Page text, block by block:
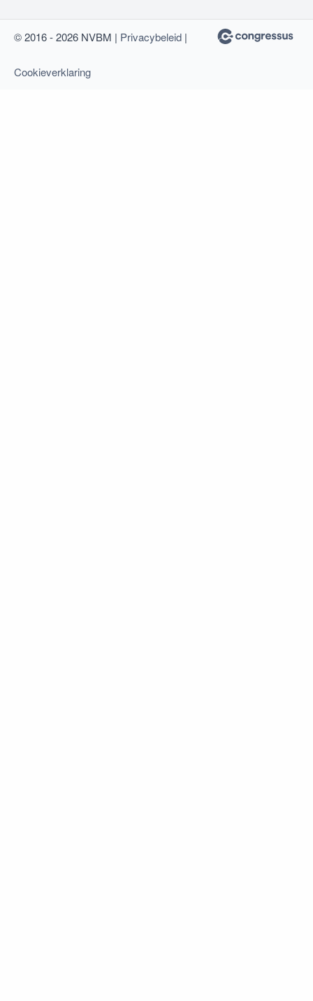
© 2016 - 2026 NVBM | Privacybeleid |
Cookieverklaring